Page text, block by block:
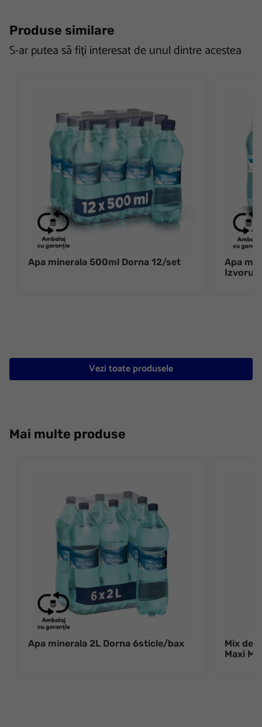
Produse similare
S-ar putea să fiți interesat de unul dintre acestea
Apa minerala 500ml Dorna 12/set
Apa
Izvorul
Vezi toate produsele
Mai multe produse
Apa minerala 2L Dorna 6sticle/bax
Mix de
Maxi Mix